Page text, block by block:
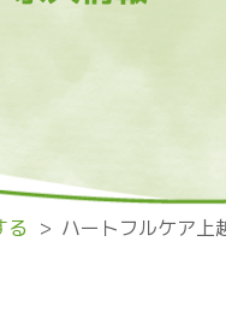
る ハートフルケア上